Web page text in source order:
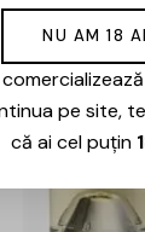
NU AM 18
pe site,
că ai cel puțin